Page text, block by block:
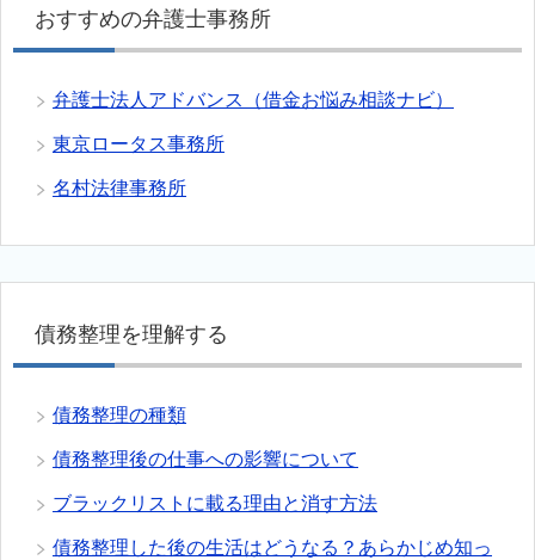
おすすめの弁護士事務所
弁護士法人アドバンス（借金お悩み相談ナビ）
東京ロータス事務所
名村法律事務所
債務整理を理解する
債務整理の種類
債務整理後の仕事への影響について
ブラックリストに載る理由と消す方法
債務整理した後の生活はどうなる？あらかじめ知っ